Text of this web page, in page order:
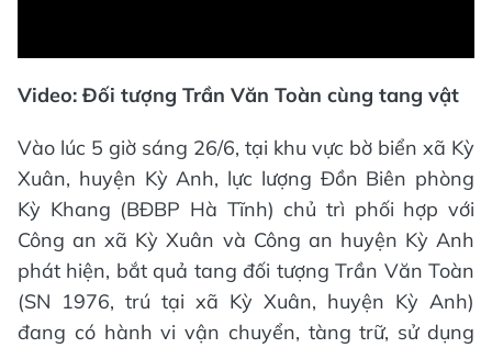
Video: Đối tượng Trần Văn Toàn cùng tang vật
Vào lúc 5 giờ sáng 26/6, tại khu vực bờ biển xã Kỳ
Xuân, huyện Kỳ Anh, lực lượng Đồn Biên phòng
Kỳ Khang (BĐBP Hà Tĩnh) chủ trì phối hợp với
Công an xã Kỳ Xuân và Công an huyện Kỳ Anh
phát hiện, bắt quả tang đối tượng Trần Văn Toàn
(SN 1976, trú tại xã Kỳ Xuân, huyện Kỳ Anh)
đang có hành vi vận chuyển, tàng trữ, sử dụng